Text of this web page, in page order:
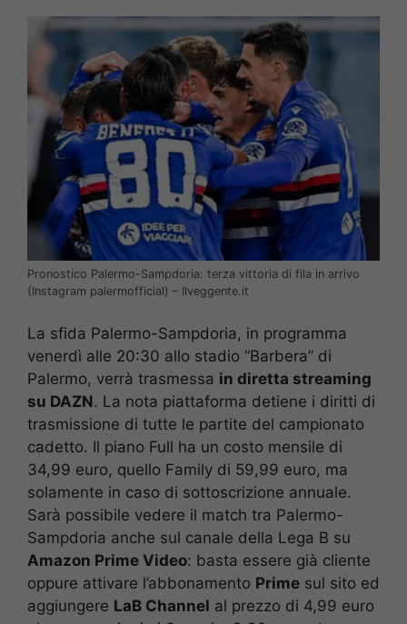
Pronostico Palermo-Sampdoria: terza vittoria di fila in arrivo
(Instagram palermofficial) – Ilveggente.it
La sfida Palermo-Sampdoria, in programma
venerdì alle 20:30 allo stadio “Barbera” di
Palermo, verrà trasmessa in diretta streaming
su DAZN. La nota piattaforma detiene i diritti di
trasmissione di tutte le partite del campionato
cadetto. Il piano Full ha un costo mensile di
34,99 euro, quello Family di 59,99 euro, ma
solamente in caso di sottoscrizione annuale.
Sarà possibile vedere il match tra Palermo-
Sampdoria anche sul canale della Lega B su
Amazon Prime Video: basta essere già cliente
oppure attivare l’abbonamento Prime sul sito ed
aggiungere LaB Channel al prezzo di 4,99 euro